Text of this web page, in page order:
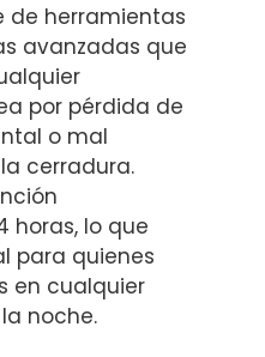
de herramientas
avanzadas que
por pérdida de
o mal
cerradura.
horas, lo que
para quienes
en cualquier
noche.